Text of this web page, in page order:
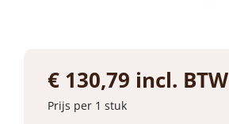
€ 130,79 incl. BTW
Prijs per 1 stuk